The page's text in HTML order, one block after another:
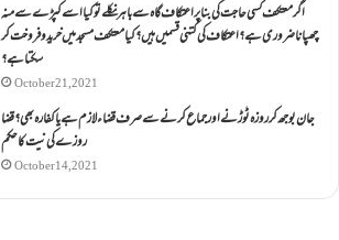
اگر معتکف کسی حاجت کی بنا پر اعتکاف گاہ سے باہر نکلے تو کیا اسے کپڑے سے منہ
چھپانا ضروری ہے؟اعتکاف کی کتنی قسمیں ہیں؟کیا معتکف مسجد میں خرید و فروخت کر
سکتا ہے؟
October 21, 2021
جان بوجھ کر روزہ ٹوڑنے اور جماع کرنے سے صرف قضاء لازم ہے یا کفارہ بھی؟ قضا
روزے کی نیت کا حکم
October 14, 2021